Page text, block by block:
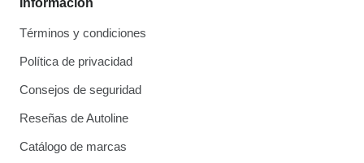
Información
Términos y condiciones
Política de privacidad
Consejos de seguridad
Reseñas de Autoline
Catálogo de marcas